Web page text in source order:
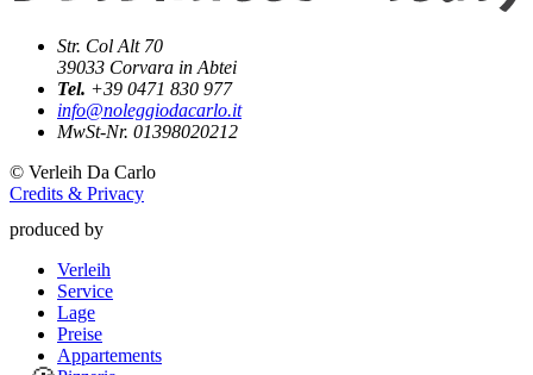
Str. Col Alt 70
39033 Corvara in Abtei
Tel. +39 0471 830 977
info@noleggiodacarlo.it
MwSt-Nr. 01398020212
© Verleih Da Carlo
Credits & Privacy
produced by
Verleih
Service
Lage
Preise
Appartements